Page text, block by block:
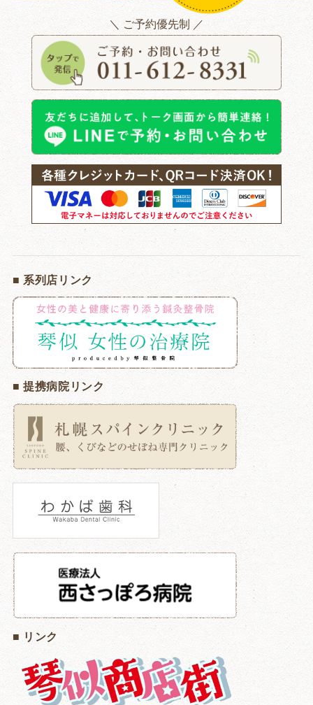
＼ ご予約優先制 ／
■ 系列店リンク
■ 提携病院リンク
■ リンク